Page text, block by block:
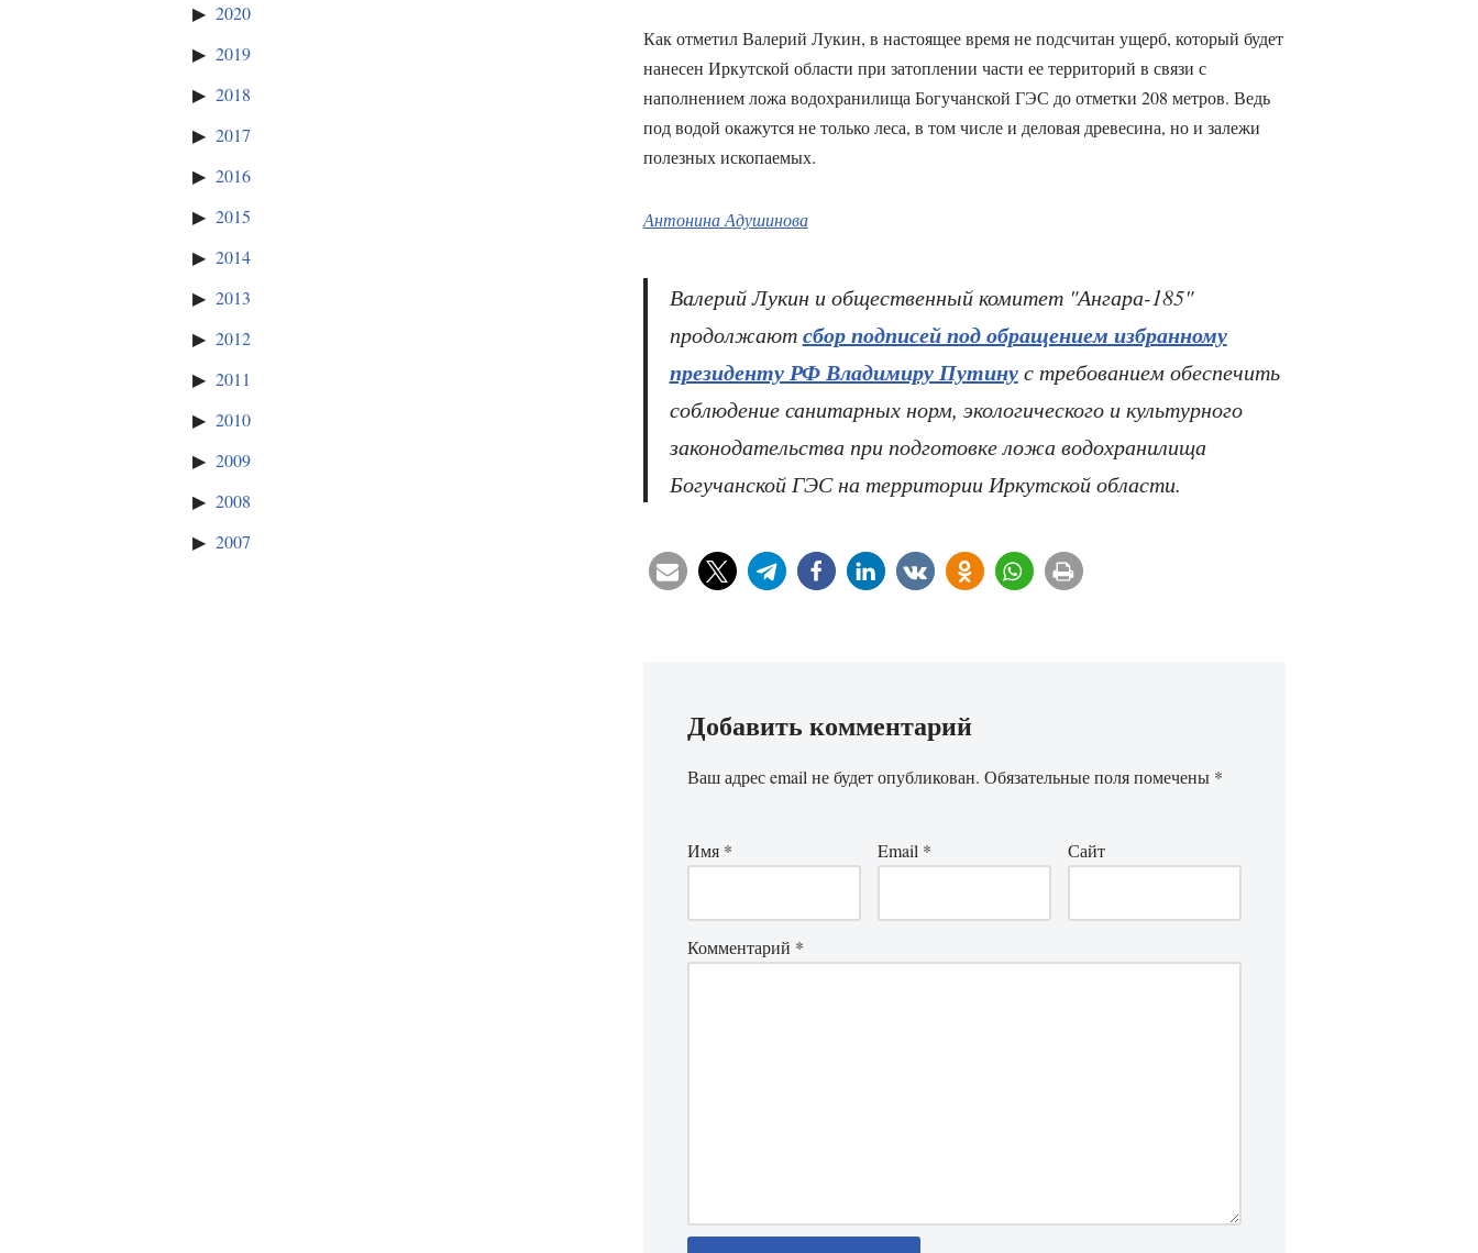
2020
2019
2018
2017
2016
2015
2014
2013
2012
2011
2010
2009
2008
2007
Как отметил Валерий Лукин, в настоящее время не подсчитан ущерб, который будет
нанесен Иркутской области при затоплении части ее территорий в связи с
наполнением ложа водохранилища Богучанской ГЭС до отметки 208 метров. Ведь
под водой окажутся не только леса, в том числе и деловая древесина, но и залежи
полезных ископаемых.
Антонина Адушинова
Валерий Лукин и общественный комитет "Ангара-185"
продолжаютсбор подписей под обращением избранному
президенту РФ Владимиру Путинус требованием обеспечить
соблюдение санитарных норм, экологического и культурного
законодательства при подготовке ложа водохранилища
Богучанской ГЭС на территории Иркутской области.
Добавить комментарий
Ваш адрес email не будет опубликован. Обязательные поля помечены *
Имя * Email * Сайт
Комментарий *